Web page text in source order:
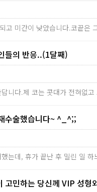
고 미간이 낮았습니다.코끝은
들의 반응..(1달째)
니다.제 코는 콧대가 전혀없
수술했습니다~ ^_^;;
는데, 휴가 끝난 후 밀린 일
고민하는 당신께 VIP 성형